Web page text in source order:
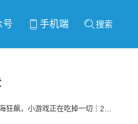
号 手机端 搜索
端游“复活”，出海狂飙，小游戏正在吃掉一切｜2026上半年产业报告